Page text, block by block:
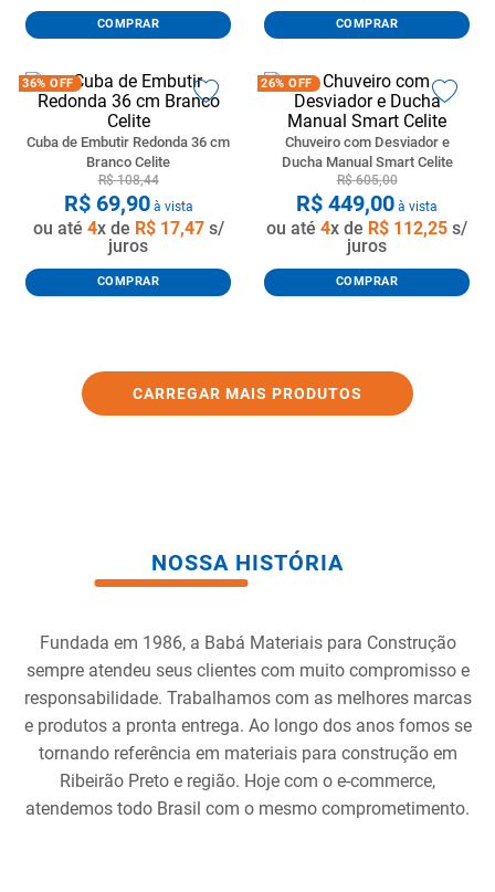
COMPRAR COMPRAR
36% OFF
Cuba de Embutir Redonda 36 cm
Branco Celite
R$ 108,44
R$ 69,90à vista
ou até 4x de R$ 17,47s/
juros
COMPRAR
26% OFF
Chuveiro com Desviador e
Ducha Manual Smart Celite
R$ 605,00
R$ 449,00 à vista
ou até 4x de R$ 112,25 s/
juros
COMPRAR
NOSSA HISTÓRIA
Fundada em 1986, a Babá Materiais para Construção
sempre atendeu seus clientes com muito compromisso e
responsabilidade. Trabalhamos com as melhores marcas
e produtos a pronta entrega. Ao longo dos anos fomos se
tornando referência em materiais para construção em
Ribeirão Preto e região. Hoje com o e-commerce,
atendemos todo Brasil com o mesmo comprometimento.